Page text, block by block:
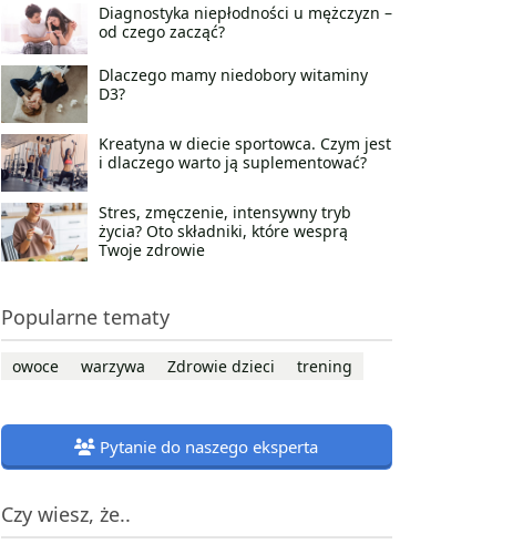
Diagnostyka niepłodności u mężczyzn –
od czego zacząć?
Dlaczego mamy niedobory witaminy
D3?
Kreatyna w diecie sportowca. Czym jest
i dlaczego warto ją suplementować?
Stres, zmęczenie, intensywny tryb
życia? Oto składniki, które wesprą
Twoje zdrowie
Popularne tematy
owoce warzywa Zdrowie dzieci trening
Pytanie do naszego eksperta
Czy wiesz, że..